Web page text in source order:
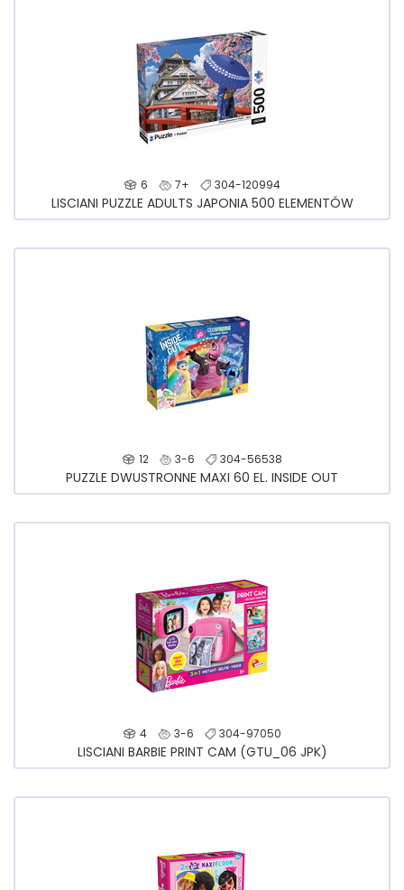
6 7+ 304-120994
LISCIANI PUZZLE ADULTS JAPONIA 500 ELEMENTÓW
12 3-6 304-56538
PUZZLE DWUSTRONNE MAXI 60 EL. INSIDE OUT
4 3-6 304-97050
LISCIANI BARBIE PRINT CAM (GTU_06 JPK)